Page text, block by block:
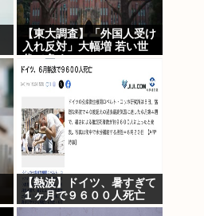
【東大調査】「外国人受け
入れ反対」大幅増 若い世
代で多く
【熱波】ドイツ、暑すぎて
１ヶ月で９６００人死亡